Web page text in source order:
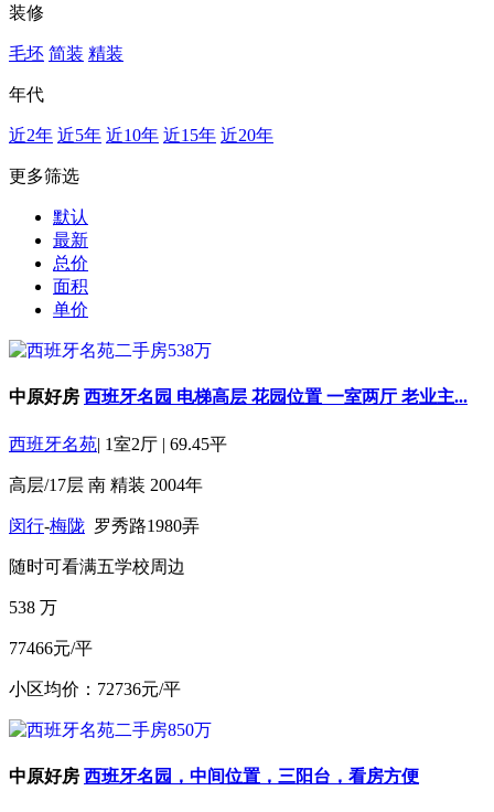
装修
毛坯 简装 精装
年代
近2年 近5年 近10年 近15年 近20年
更多筛选
默认
最新
总价
面积
单价
中原好房 西班牙名园 电梯高层 花园位置 一室两厅 老业主...
西班牙名苑| 1室2厅 | 69.45平
高层/17层 南 精装 2004年
闵行-梅陇 罗秀路1980弄
随时可看满五学校周边
538 万
77466元/平
小区均价：72736元/平
中原好房 西班牙名园，中间位置，三阳台，看房方便